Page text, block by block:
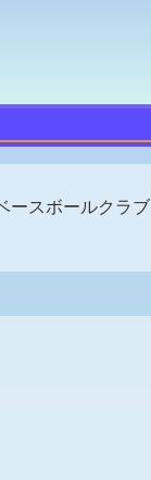
ースボールクラブ